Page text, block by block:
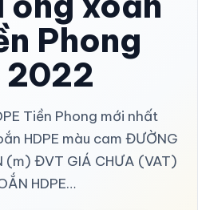
Phong
2022
Tiền Phong mới nhất
HDPE màu cam ĐƯỜNG
(m) ĐVT GIÁ CHƯA (VAT)
HDPE…